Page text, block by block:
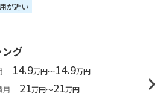
が近い
グ
14.9万円～14.9万円
用
21万円～21万円